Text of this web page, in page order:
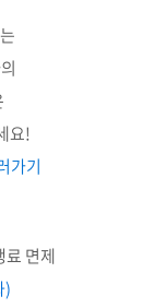
요!
가기
료 면제
)